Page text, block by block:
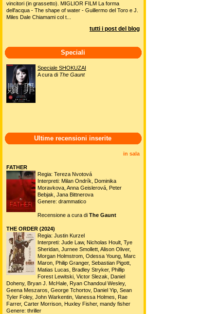
vincitori (in grassetto). MIGLIOR FILM La forma
dell'acqua - The shape of water - Guillermo del Toro e J.
Miles Dale Chiamami col t...
tutti i post del blog
Speciali
Speciale SHOKUZAI
A cura di The Gaunt
Ultime recensioni inserite
in sala
FATHER
Regia: Tereza Nvotová
Interpreti: Milan Ondrík, Dominika
Moravkova, Anna Geislerová, Peter
Bebjak, Jana Bittnerova
Genere: drammatico
Recensione a cura di The Gaunt
THE ORDER (2024)
Regia: Justin Kurzel
Interpreti: Jude Law, Nicholas Hoult, Tye
Sheridan, Jurnee Smollett, Alison Oliver,
Morgan Holmstrom, Odessa Young, Marc
Maron, Philip Granger, Sebastian Pigott,
Matias Lucas, Bradley Stryker, Phillip
Forest Lewitski, Victor Slezak, Daniel
Doheny, Bryan J. McHale, Ryan Chandoul Wesley,
Geena Meszaros, George Tchortov, Daniel Yip, Sean
Tyler Foley, John Warkentin, Vanessa Holmes, Rae
Farrer, Carter Morrison, Huxley Fisher, mandy fisher
Genere: thriller